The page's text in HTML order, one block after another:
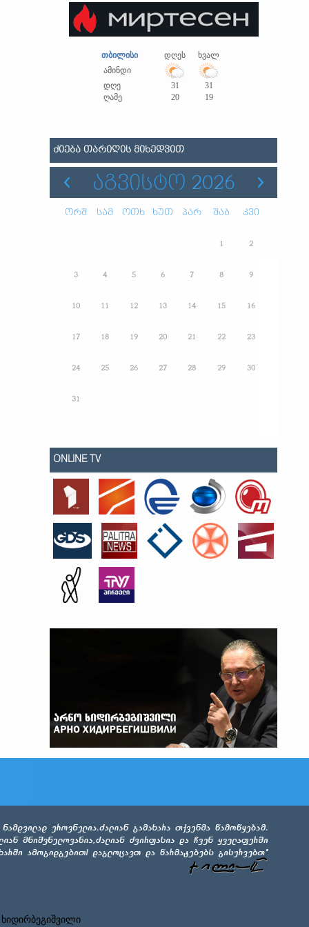
თბილისი დღეს
ხვალ
ამინდი
დღე
31
31
ღამე
20 19
ᲫᲘᲔᲑᲐ ᲗᲐᲠᲘᲦᲘᲡ ᲛᲘᲮᲔᲓᲕᲘᲗ
ᲐᲒᲕᲘᲡᲢᲝ 2026
ორშ სამ ოთხ ხუთ პარ შაბ კვი
1 2
3 4 5 6 7 8 9
10 11 12 13 14 15 16
17 18 19 20 21 22 23
24 25 26 27 28 29 30
31
ONLINE TV